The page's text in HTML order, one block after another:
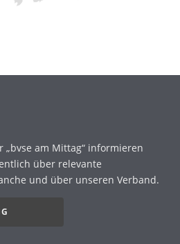
am Mittag“ informieren
über relevante
und über unseren Verband.